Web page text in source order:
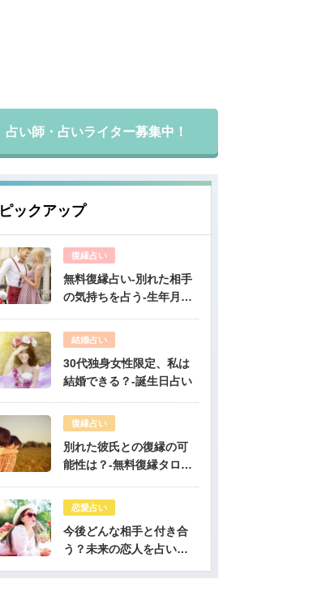
占い師・占いライター募集中！
ピックアップ
復縁占い
無料復縁占い-別れた相手
の気持ちを占う-生年月日
結婚占い
30代独身女性限定、私は
結婚できる？-誕生日占い
復縁占い
別れた彼氏との復縁の可
能性は？-無料復縁タロッ
恋愛占い
今後どんな相手と付き合
う？未来の恋人を占いま